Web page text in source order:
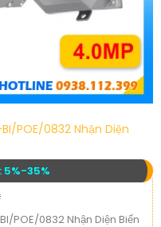
POE/0832 Nhận Diện
5%-35%
POE/0832 Nhận Diện Biển